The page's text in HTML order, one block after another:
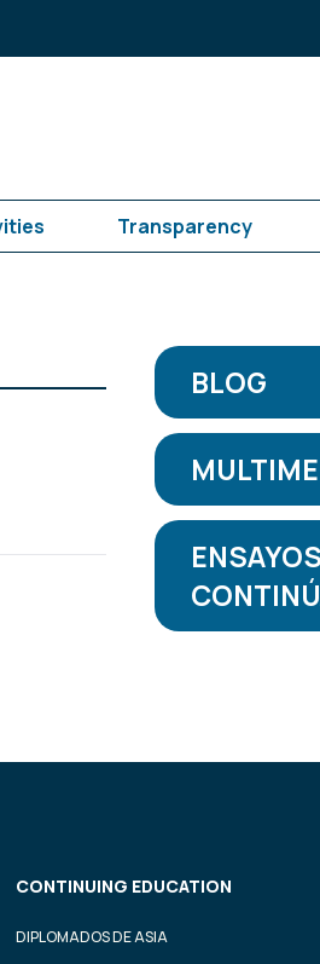
Transparency
BLOG
CONTINUING EDUCATION
DIPLOMADOS DE ASIA